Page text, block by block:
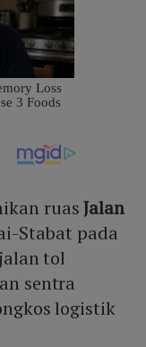
ruasJalan
Stabat pada
tol
sentra
logistik